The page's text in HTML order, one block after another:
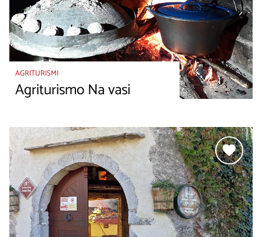
AGRITURISMI
Agriturismo Na vasi